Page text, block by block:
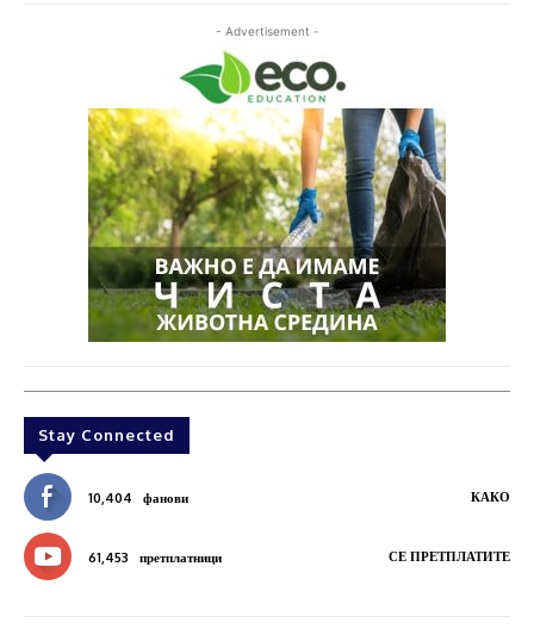
- Advertisement -
Stay Connected
10,404 фанови КАКО
61,453 претплатници СЕ ПРЕТПЛАТИТЕ